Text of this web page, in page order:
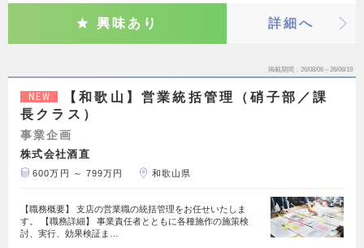
興味あり 詳細へ
掲載期間 26/08/06～26/08/19
NEW
【和歌山】営業統括管理（硝子部／課
長クラス）
事業企画
株式会社酒直
600万円 ～ 799万円 和歌山県
【職務概要】 支店の営業職の統括管理をお任せいたしま
す。 【職務詳細】 事業責任者とともに各種施作の施策検
討、実行、効果検証ま…